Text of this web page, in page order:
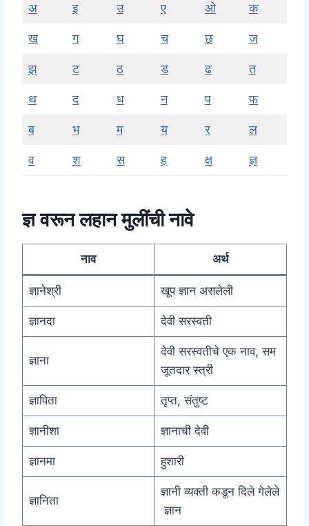
अ इ उ ए ओ क
ख ग घ च छ ज
झ ट ठ ड ढ त
थ द ध न प फ
ब भ म य र ल
व श स ह क्ष ज्ञ
ज्ञ वरून लहान मुलींची नावे
नाव अर्थ
ज्ञानेश्री खूप ज्ञान असलेली
ज्ञानदा देवी सरस्वती
ज्ञाना
देवी सरस्वतीचे एक नाव, सम
जूतदार स्त्री
ज्ञापिता तृप्त, संतुष्ट
ज्ञानीशा ज्ञानाची देवी
ज्ञानमा हुशारी
ज्ञानिता
ज्ञानी व्यक्ती कडून दिले गेलेले
ज्ञान